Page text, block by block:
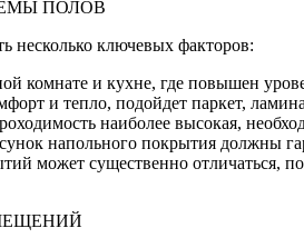
ПОЛОВ
несколько ключевых факторов:
и кухне, где повышен
и тепло, подойдет паркет,
наиболее высокая,
напольного покрытия должны
может существенно отличаться,